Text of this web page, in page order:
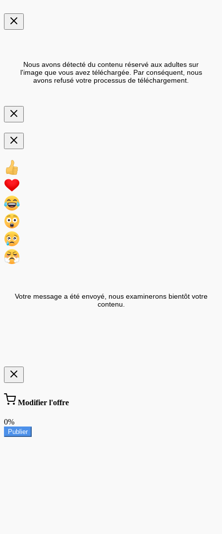
Nous avons détecté du contenu réservé aux adultes sur
l'image que vous avez téléchargée. Par conséquent, nous
avons refusé votre processus de téléchargement.
Votre message a été envoyé, nous examinerons bientôt votre
contenu.
Modifier l'offre
0%
Publier